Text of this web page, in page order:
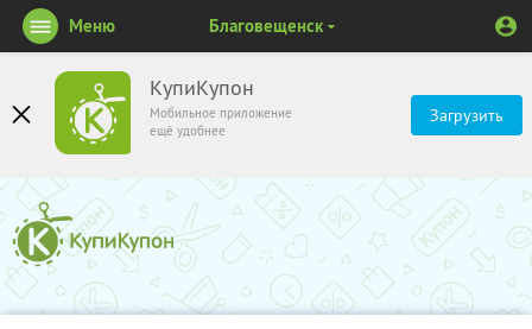
КупиКупон
Мобильное приложение
ещё удобнее
Загрузить
Меню Благовещенск